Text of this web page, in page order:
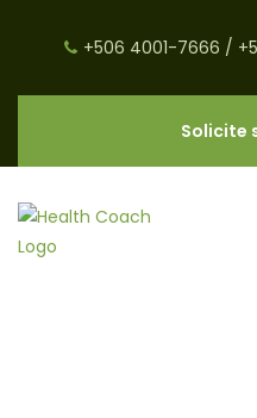
+506 4001-7666 /
Solicite